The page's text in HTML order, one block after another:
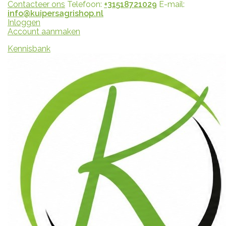
Contacteer ons Telefoon: +31518721029 E-mail:
info@kuipersagrishop.nl
Inloggen
Account aanmaken
Kennisbank